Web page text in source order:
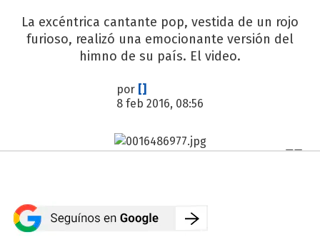
La excéntrica cantante pop, vestida de un rojo
furioso, realizó una emocionante versión del
himno de su país. El video.
por []
8 feb 2016, 08:56